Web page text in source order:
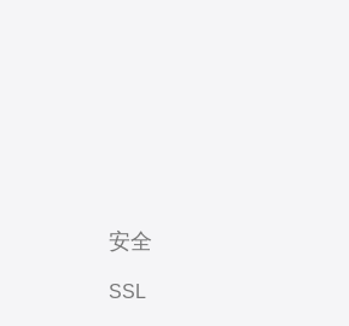
安全
SSL